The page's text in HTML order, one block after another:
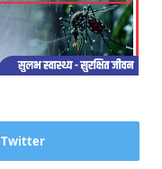
Twitter